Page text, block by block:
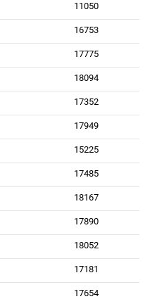
11050
16753
17775
18094
17352
17949
15225
17485
18167
17890
18052
17181
17654